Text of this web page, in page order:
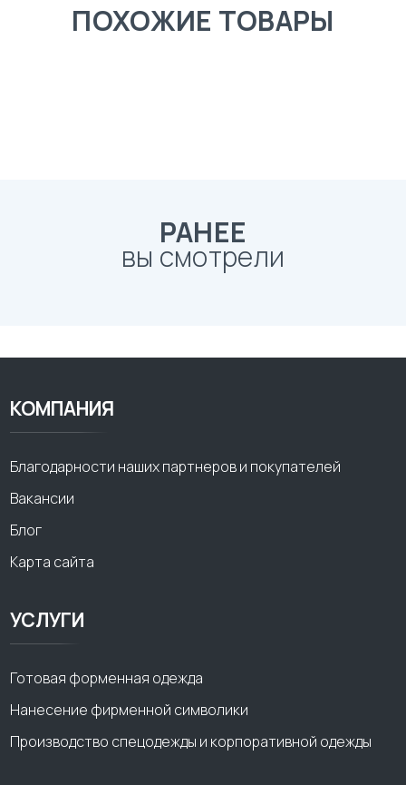
ПОХОЖИЕ ТОВАРЫ
РАНЕЕ
вы смотрели
КОМПАНИЯ
Благодарности наших партнеров и покупателей
Вакансии
Блог
Карта сайта
УСЛУГИ
Готовая форменная одежда
Нанесение фирменной символики
Производство спецодежды и корпоративной одежды